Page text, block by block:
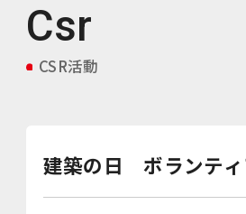
Csr
CSR活動
建築の日 ボランティ